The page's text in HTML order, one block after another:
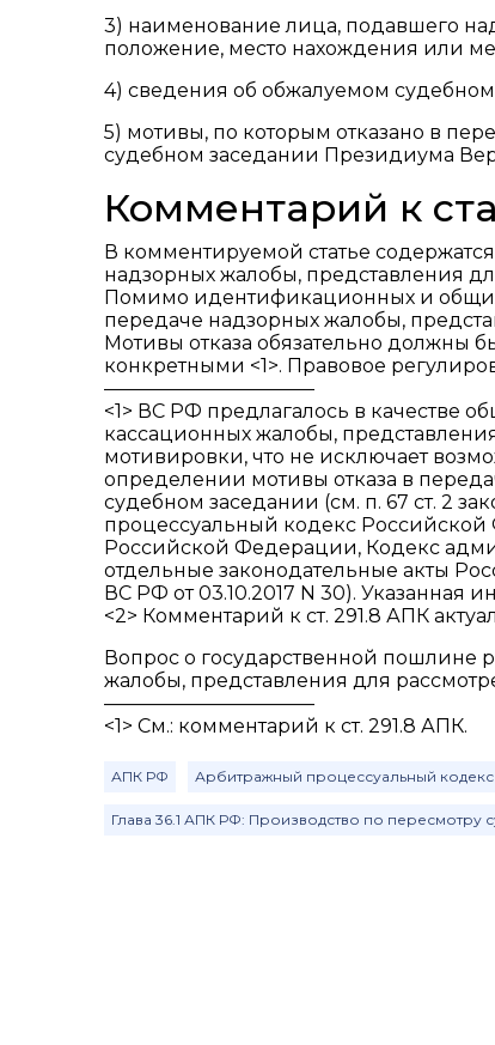
3) наименование лица, подавшего
положение, место нахождения или
4) сведения об обжалуемом судебном
5) мотивы, по которым отказано в
судебном заседании Президиума
Комментарий к
В комментируемой статье
надзорных жалобы, представления
Помимо идентификационных и общих
передаче надзорных жалобы,
Мотивы отказа обязательно должны
конкретными <1>. Правовое
———————————
<1> ВС РФ предлагалось в качестве
кассационных жалобы,
мотивировки, что не исключает
определении мотивы отказа в
судебном заседании (см. п. 67 ст. 2
процессуальный кодекс
Российской Федерации, Кодекс
отдельные законодательные акты
ВС РФ от 03.10.2017 N 30). Указанная
<2> Комментарий к ст. 291.8 АПК
Вопрос о государственной пошлине
жалобы, представления для
———————————
<1> См.: комментарий к ст. 291.8 АПК.
АПК РФ Арбитражный процессуальный
Глава 36.1 АПК РФ: Производство по пересмотру